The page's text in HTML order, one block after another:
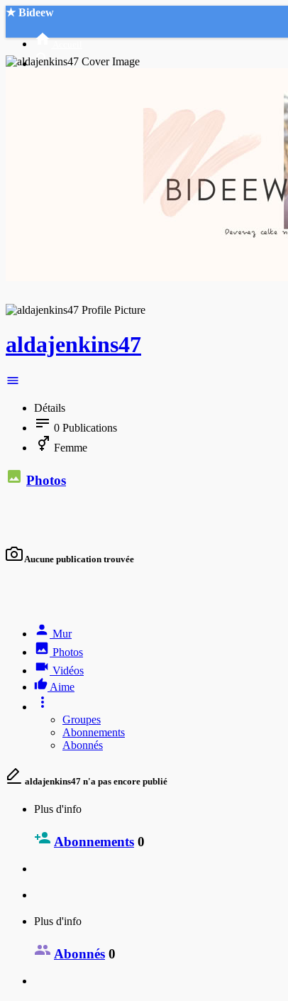
★ Bideew
aldajenkins47
Détails
0 Publications
Femme
Photos
Aucune publication trouvée
Mur
Photos
Vidéos
Aime
Groupes
Abonnements
Abonnés
aldajenkins47 n'a pas encore publié
Plus d'info
Abonnements 0
Plus d'info
Abonnés 0